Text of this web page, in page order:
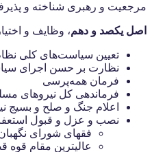
مرجعیت و رهبری شناخته و
اصل یکصد و دهم، وظایف و
تعیین سیاست‌های کلی
نظارت بر حسن اجرای
فرمان همه‌پرسی
فرماندهی کل نیروهای
اعلام جنگ و صلح و بسیج
نصب و عزل و قبول
فقهای شورای
عالیترین مقام قوه